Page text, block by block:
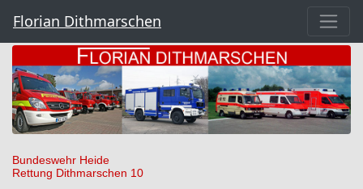
Florian Dithmarschen
Bundeswehr Heide
Rettung Dithmarschen 10